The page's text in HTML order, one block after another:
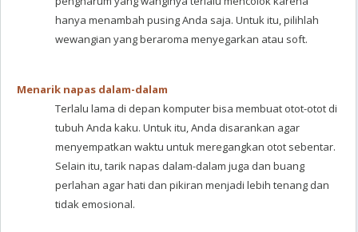
hanya menambah pusing Anda saja. Untuk itu, pilihlah
wewangian yang beraroma menyegarkan atau soft.
Menarik napas dalam-dalam
Terlalu lama di depan komputer bisa membuat otot-otot di
tubuh Anda kaku. Untuk itu, Anda disarankan agar
menyempatkan waktu untuk meregangkan otot sebentar.
Selain itu, tarik napas dalam-dalam juga dan buang
perlahan agar hati dan pikiran menjadi lebih tenang dan
tidak emosional.